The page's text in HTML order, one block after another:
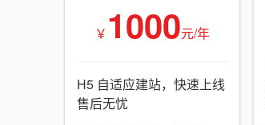
￥ 1000元/年
H5 自适应建站，快速上线
售后无忧